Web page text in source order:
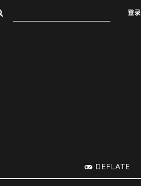
登录
DEFLATE